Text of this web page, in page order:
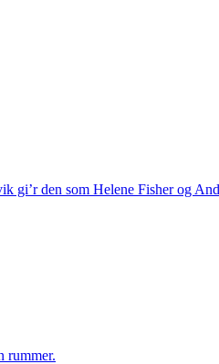
den som Helene Fisher og
rummer.